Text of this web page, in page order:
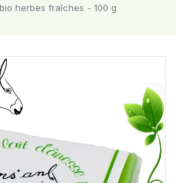
herbes fraîches - 100 g